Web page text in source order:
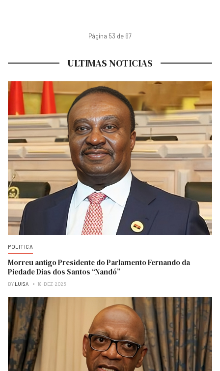
Página 53 de 67
ULTIMAS NOTICIAS
POLITICA
Morreu antigo Presidente do Parlamento Fernando da
Piedade Dias dos Santos “Nandó”
BY LUISA 18-DEZ-2025